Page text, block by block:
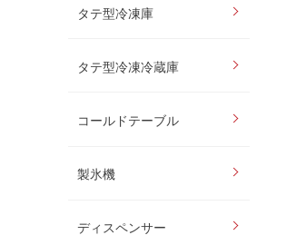
タテ型冷凍庫
タテ型冷凍冷蔵庫
コールドテーブル
製氷機
ディスペンサー